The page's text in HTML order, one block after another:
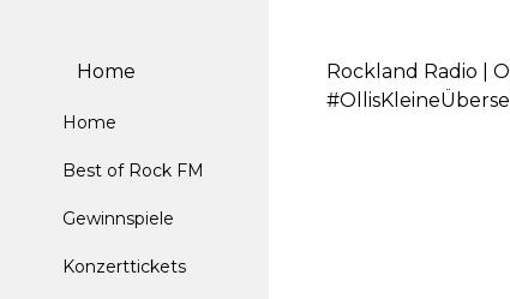
Home
Home
Best of Rock FM
Gewinnspiele
Konzerttickets
Rockland Radio |